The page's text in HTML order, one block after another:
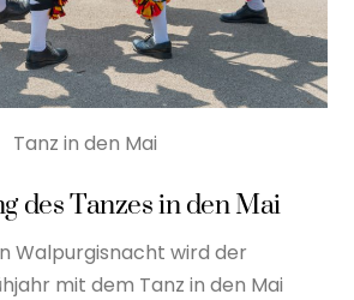
Tanz in den Mai
des Tanzes in den Mai
Walpurgisnacht wird der
mit dem Tanz in den Mai